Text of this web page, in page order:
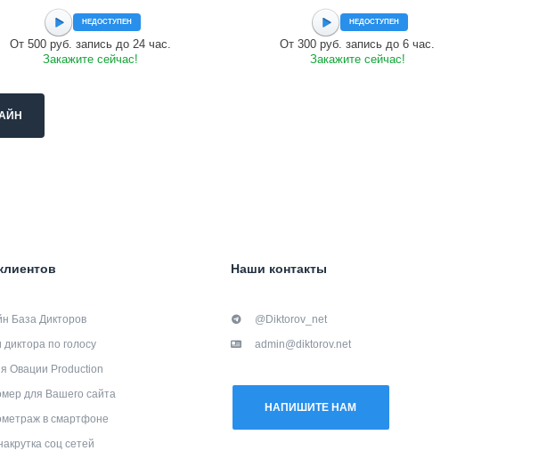
НЕДОСТУПЕН
От 500 руб. запись до 24 час.
Закажите сейчас!
НЕДОСТУПЕН
От 300 руб. запись до 6 час.
Закажите сейчас!
База Дикторов
диктора по голосу
Овации Production
для Вашего сайта
в смартфоне
соц сетей
Наши контакты
@Diktorov_net
admin@diktorov.net
НАПИШИТЕ НАМ